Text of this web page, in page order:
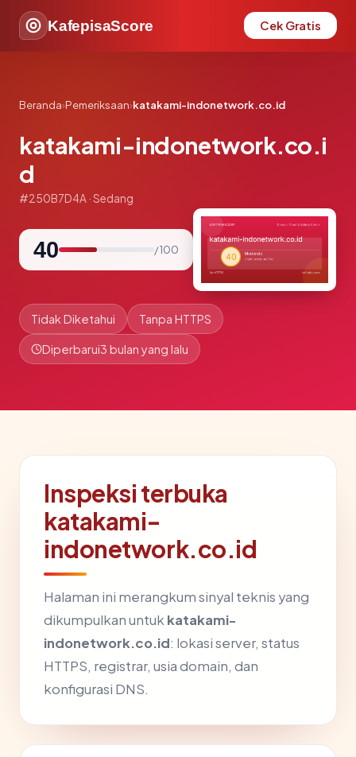
KafepisaScore Cek Gratis
Beranda›Pemeriksaan›katakami-indonetwork.co.id
katakami-indonetwork.co.i
d
#250B7D4A · Sedang
40 / 100
Tidak Diketahui Tanpa HTTPS
Diperbarui3 bulan yang lalu
Inspeksi terbuka
katakami-
indonetwork.co.id
Halaman ini merangkum sinyal teknis yang
dikumpulkan untuk katakami-
indonetwork.co.id: lokasi server, status
HTTPS, registrar, usia domain, dan
konfigurasi DNS.